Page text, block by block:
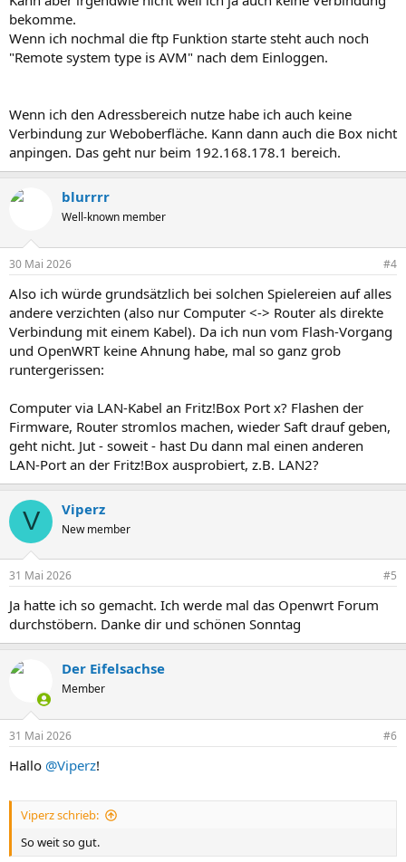
bekomme.
Wenn ich nochmal die ftp Funktion starte steht auch noch
"Remote system type is AVM" nach dem Einloggen.
Wenn ich den Adressbereich nutze habe ich auch keine
Verbindung zur Weboberfläche. Kann dann auch die Box nicht
anpingen. Das geht nur beim 192.168.178.1 bereich.
blurrrr
Well-known member
30 Mai 2026 #4
Also ich würde grundsätzlich bei solchen Spielereien auf alles
andere verzichten (also nur Computer <-> Router als direkte
Verbindung mit einem Kabel). Da ich nun vom Flash-Vorgang
und OpenWRT keine Ahnung habe, mal so ganz grob
runtergerissen:
Computer via LAN-Kabel an Fritz!Box Port x? Flashen der
Firmware, Router stromlos machen, wieder Saft drauf geben,
geht nicht. Jut - soweit - hast Du dann mal einen anderen
LAN-Port an der Fritz!Box ausprobiert, z.B. LAN2?
V Viperz
New member
31 Mai 2026 #5
Ja hatte ich so gemacht. Ich werde mal das Openwrt Forum
durchstöbern. Danke dir und schönen Sonntag
Der Eifelsachse
Member
31 Mai 2026 #6
Hallo @Viperz!
Viperz schrieb:
So weit so gut.